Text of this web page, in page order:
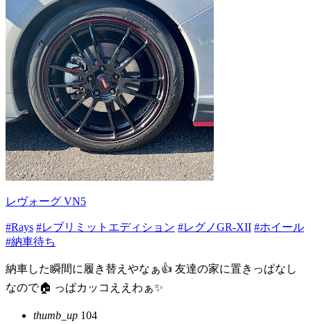
レヴォーグ VN5
#Rays #レブリミットエディション #レグノGR-XII #ホイール
#納車待ち
納車した瞬間に履き替えやなぁ👍 友達の家に置きっぱなし
なので🏠 っぱカッコええわぁ✨
thumb_up 104